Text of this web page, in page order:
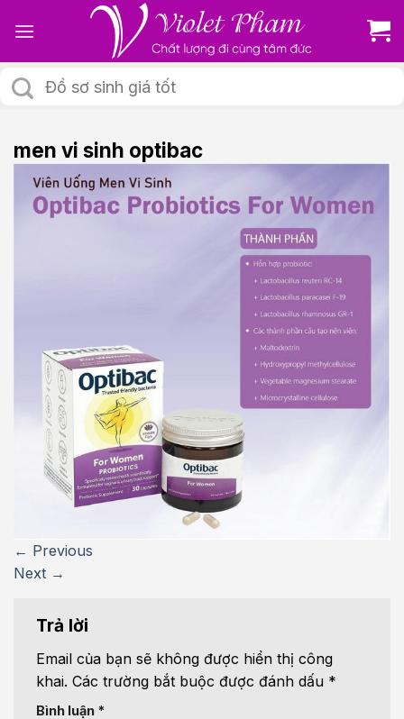
Tìm
kiếm:
men vi sinh optibac
← Previous
Next →
Trả lời
Email của bạn sẽ không được hiển thị công
khai. Các trường bắt buộc được đánh dấu *
Bình luận *